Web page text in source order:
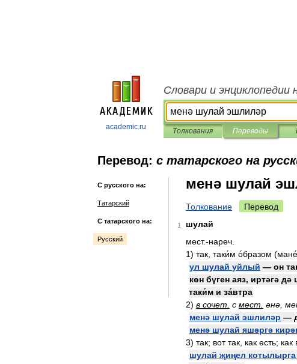
academic.ru
Словари и энциклопедии
Толкования Переводы
Перевод: с татарского на
С русского на:
Татарский
С татарского на:
Русский
менә шулай
Толкование Перевод
1
шулай
мест.-нареч
1) так таки́м о́бразом (
ул шулай уйлый — он
көн бүген аяз, иртәгә дә
таки́м и за́втра
2) в сочет с мест әнә
менә шулай эшлиләр —
менә шулай яшәргә
3) так; вот так как есть; как
шулай җиңел котылырга